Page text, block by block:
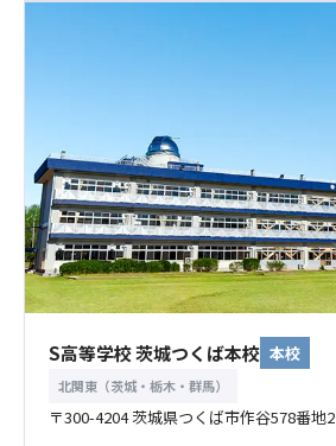
S高等学校 茨城つくば本校 本校
北関東（茨城・栃木・群馬）
〒300-4204 茨城県つくば市作谷578番地2